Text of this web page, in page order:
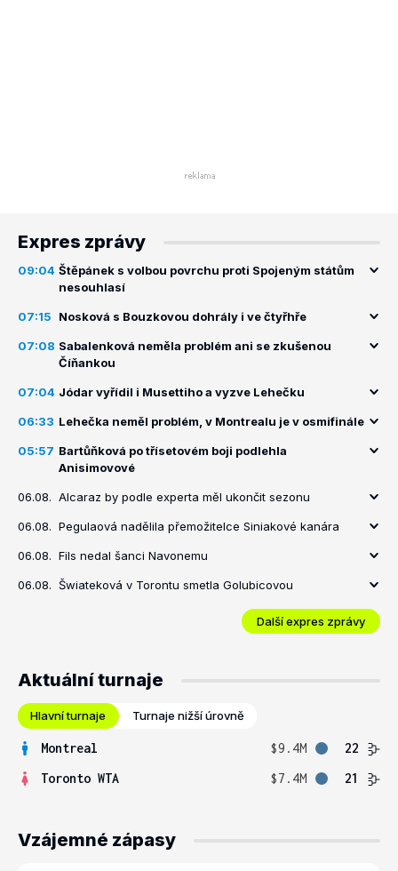
Expres zprávy
09:04 Štěpánek s volbou povrchu proti Spojeným státům
nesouhlasí
07:15 Nosková s Bouzkovou dohrály i ve čtyřhře
07:08 Sabalenková neměla problém ani se zkušenou
Číňankou
07:04 Jódar vyřídil i Musettiho a vyzve Lehečku
06:33 Lehečka neměl problém, v Montrealu je v osmifinále
05:57 Bartůňková po třísetovém boji podlehla
Anisimovové
06.08. Alcaraz by podle experta měl ukončit sezonu
06.08. Pegulaová nadělila přemožitelce Siniakové kanára
06.08. Fils nedal šanci Navonemu
06.08. Šwiateková v Torontu smetla Golubicovou
Další expres zprávy
Aktuální turnaje
Hlavní turnaje Turnaje nižší úrovně
Montreal $9.4M
22
Toronto WTA
$7.4M 21
Vzájemné zápasy